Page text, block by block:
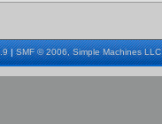
|SMF © 2006, Simple Machines LLC